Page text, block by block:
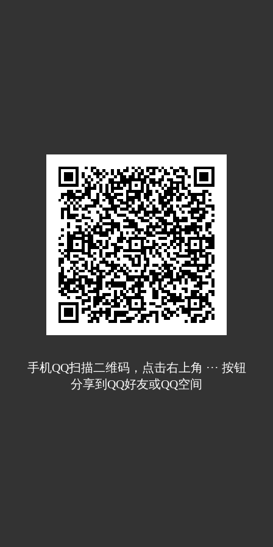
手机QQ扫描二维码，点击右上角 ··· 按钮
分享到QQ好友或QQ空间